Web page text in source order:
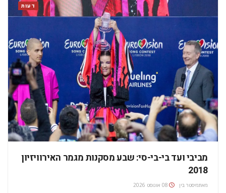
דעות
מביבי ועד בי-בי-סי: שבע מסקנות מגמר האירוויזיון
2018
מאתמיסטר בין 08 אוגוסט 2026